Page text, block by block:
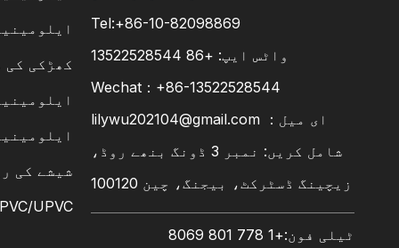
کھڑکی کی
شیشے کی
PVC/UPVC ونڈو
Tel:+86-10-82098869
واٹس ایپ: +86
13522528544
Wechat：+86-13522528544
ای میل： lilywu202104@gmail.com
شامل کریں: نمبر 3 ڈونگ بنھے روڈ،
زیچینگ ڈسٹرکٹ، بیجنگ، چین 100120
ٹیلی فون:+1 778 801 8069